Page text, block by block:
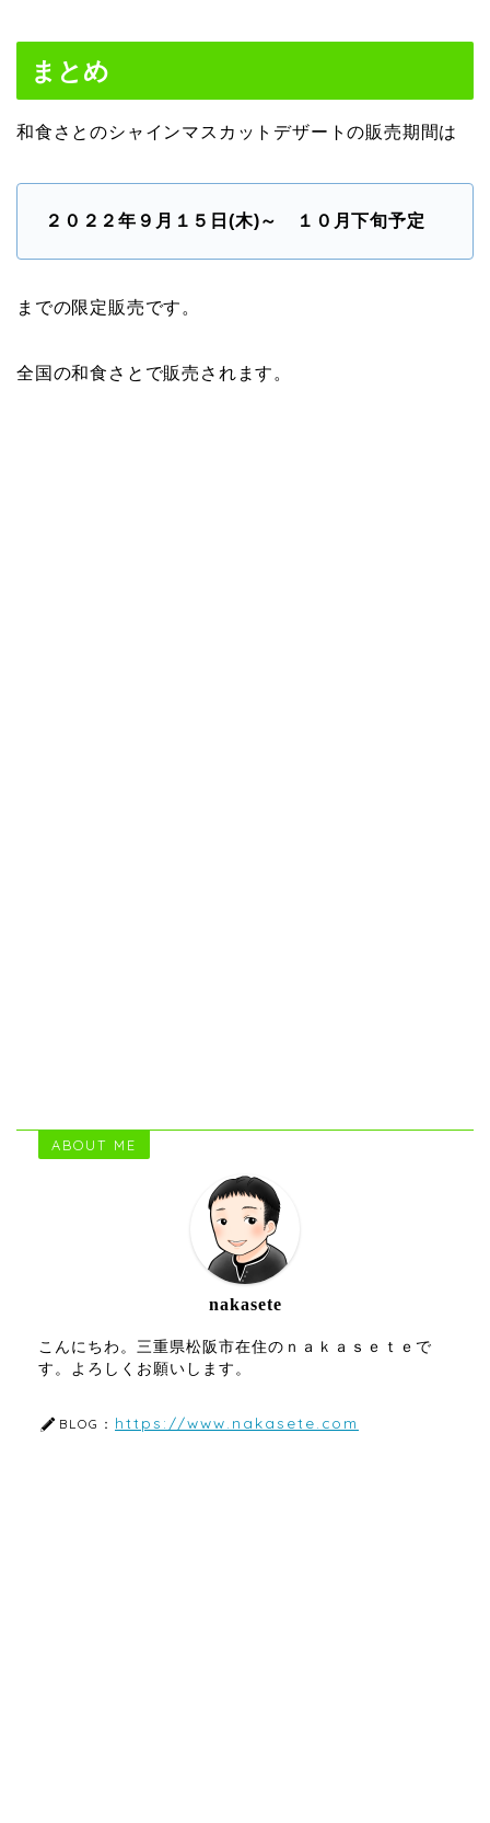
まとめ
和食さとのシャインマスカットデザートの販売期間は
２０２２年９月１５日(木)～ １０月下旬予定
までの限定販売です。
全国の和食さとで販売されます。
ABOUT ME
nakasete
こんにちわ。三重県松阪市在住のｎａｋａｓｅｔｅで
す。よろしくお願いします。
BLOG： https://www.nakasete.com